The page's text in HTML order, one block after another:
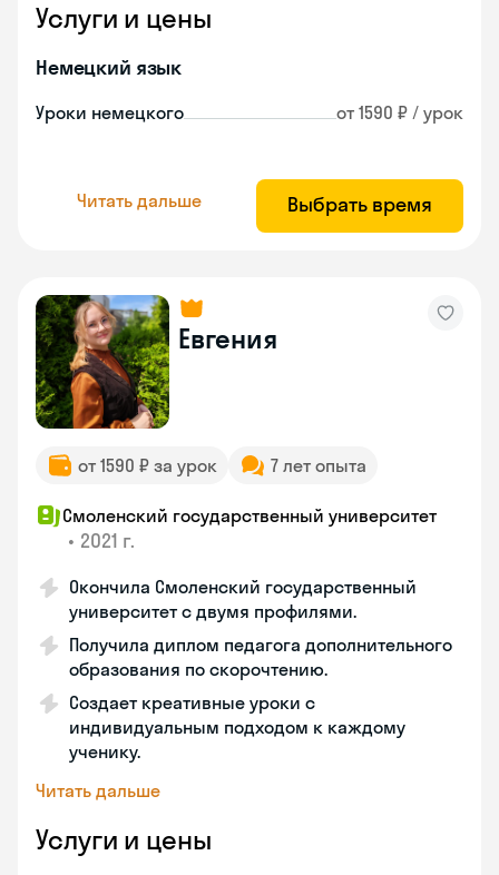
Услуги и цены
Немецкий язык
Уроки немецкого от 1590 ₽ / урок
Читать дальше Выбрать время
Евгения
от 1590 ₽ за урок 7 лет опыта
Смоленский государственный университет
• 2021 г.
Окончила Смоленский государственный
университет с двумя профилями.
Получила диплом педагога дополнительного
образования по скорочтению.
Создает креативные уроки с
индивидуальным подходом к каждому
ученику.
Читать дальше
Услуги и цены